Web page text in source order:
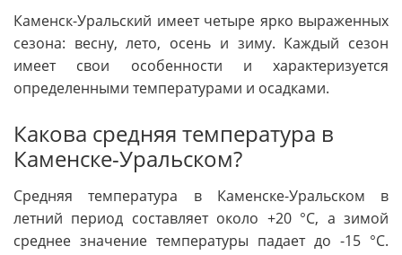
Каменск-Уральский имеет четыре ярко выраженных
сезона: весну, лето, осень и зиму. Каждый сезон
имеет свои особенности и характеризуется
определенными температурами и осадками.
Какова средняя температура в
Каменске-Уральском?
Средняя температура в Каменске-Уральском в
летний период составляет около +20 °C, а зимой
среднее значение температуры падает до -15 °C.